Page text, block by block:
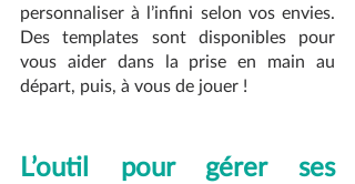
personnaliser à l’infini selon vos envies.
Des templates sont disponibles pour
vous aider dans la prise en main au
départ, puis, à vous de jouer !
L’outil pour gérer ses